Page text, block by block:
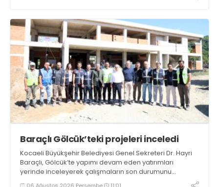
Baraçlı Gölcük’teki projeleri inceledi
Kocaeli Büyükşehir Belediyesi Genel Sekreteri Dr. Hayri
Baraçlı, Gölcük’te yapımı devam eden yatırımları
yerinde inceleyerek çalışmaların son durumunu
değerlendirdi
06 Ağustos 2026 Perşembe 11:01